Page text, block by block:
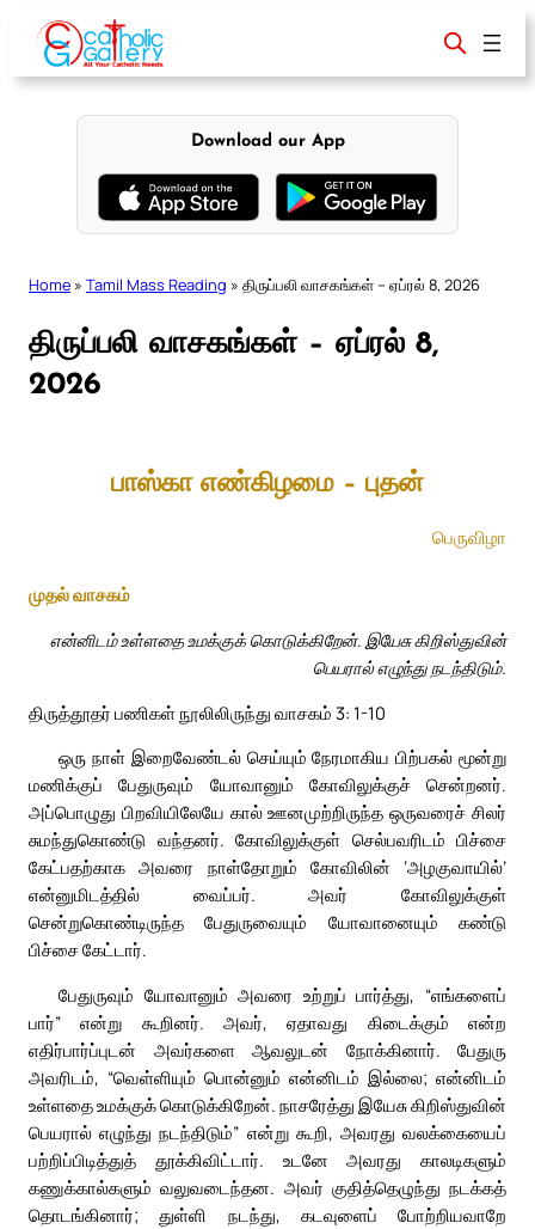
content
Download our App
Home » Tamil Mass Reading » திருப்பலி வாசகங்கள் – ஏப்ரல் 8, 2026
திருப்பலி வாசகங்கள் – ஏப்ரல் 8,
2026
பாஸ்கா எண்கிழமை – புதன்
பெருவிழா
முதல் வாசகம்
என்னிடம் உள்ளதை உமக்குக் கொடுக்கிறேன். இயேசு கிறிஸ்துவின்
பெயரால் எழுந்து நடந்திடும்.
திருத்தூதர் பணிகள் நூலிலிருந்து வாசகம் 3: 1-10
ஒரு நாள் இறைவேண்டல் செய்யும் நேரமாகிய பிற்பகல் மூன்று
மணிக்குப் பேதுருவும் யோவானும் கோவிலுக்குச் சென்றனர்.
அப்பொழுது பிறவியிலேயே கால் ஊனமுற்றிருந்த ஒருவரைச் சிலர்
சுமந்துகொண்டு வந்தனர். கோவிலுக்குள் செல்பவரிடம் பிச்சை
கேட்பதற்காக அவரை நாள்தோறும் கோவிலின் ‘அழகுவாயில்’
என்னுமிடத்தில் வைப்பர். அவர் கோவிலுக்குள்
சென்றுகொண்டிருந்த பேதுருவையும் யோவானையும் கண்டு
பிச்சை கேட்டார்.
பேதுருவும் யோவானும் அவரை உற்றுப் பார்த்து, “எங்களைப்
பார்” என்று கூறினர். அவர், ஏதாவது கிடைக்கும் என்ற
எதிர்பார்ப்புடன் அவர்களை ஆவலுடன் நோக்கினார். பேதுரு
அவரிடம், “வெள்ளியும் பொன்னும் என்னிடம் இல்லை; என்னிடம்
உள்ளதை உமக்குக் கொடுக்கிறேன். நாசரேத்து இயேசு கிறிஸ்துவின்
பெயரால் எழுந்து நடந்திடும்” என்று கூறி, அவரது வலக்கையைப்
பற்றிப்பிடித்துத் தூக்கிவிட்டார். உடனே அவரது காலடிகளும்
கணுக்கால்களும் வலுவடைந்தன. அவர் குதித்தெழுந்து நடக்கத்
தொடங்கினார்; துள்ளி நடந்து, கடவுளைப் போற்றியவாறே